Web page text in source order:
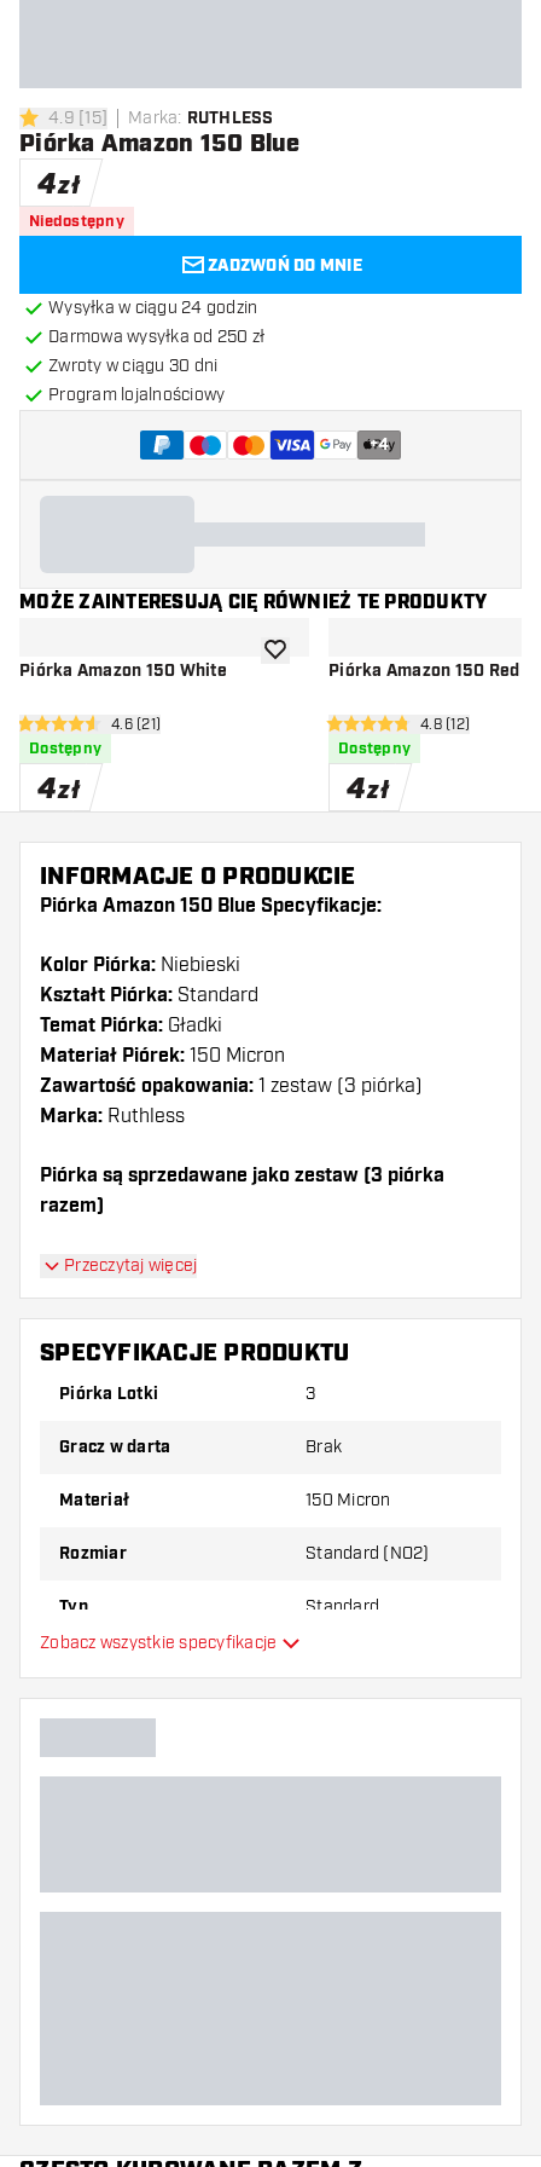
4.9 gwiazdki oceny
4.9 [15] Marka: RUTHLESS
Piórka Amazon 150 Blue
4zł
Niedostępny
ZADZWOŃ DO MNIE
Wysyłka w ciągu 24 godzin
Darmowa wysyłka od 250 zł
Zwroty w ciągu 30 dni
Program lojalnościowy
+4
MOŻE ZAINTERESUJĄ CIĘ RÓWNIEŻ TE PRODUKTY
Piórka Amazon 150 White
otwórz panel recenzji
4.6 gwiazdki oceny
4.6 (21)
Dostępny
4zł
dodaj do listy życzeń
Piórka Amazon 150 Red
otwórz panel
4.8 gwiazdki oceny
4.8 (12)
Dostępny
4zł
INFORMACJE O PRODUKCIE
Piórka Amazon 150 Blue Specyfikacje:
Kolor Piórka: Niebieski
Kształt Piórka: Standard
Temat Piórka: Gładki
Materiał Piórek: 150 Micron
Zawartość opakowania: 1 zestaw (3 piórka)
Marka: Ruthless
Piórka są sprzedawane jako zestaw (3 piórka
razem)
Dartshopper tip!
Upewnij się, że masz pod ręką dużo piórek i
shaftów. Mogą one zostać uszkodzone lub
Wypróbuj inny kształt, materiał lub grubość
najbardziej Ci odpowiada!
Przeczytaj więcej
SPECYFIKACJE PRODUKTU
Piórka Lotki 3
Gracz w darta Brak
Materiał 150 Micron
Rozmiar Standard (NO2)
Typ Standard
Główny kolor
Zobacz wszystkie specyfikacje